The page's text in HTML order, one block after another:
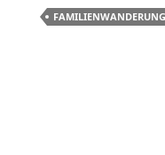
FAMILIENWANDERUNG